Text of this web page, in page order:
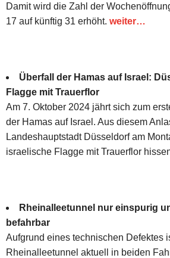
Damit wird die Zahl der
17 auf künftig 31 erhöht. weiter…
Überfall der Hamas auf Israel:
Flagge mit Trauerflor
Am 7. Oktober 2024 jährt sich zum
der Hamas auf Israel. Aus diesem
Landeshauptstadt Düsseldorf am
israelische Flagge mit Trauerflor
Rheinalleetunnel nur einspurig
befahrbar
Aufgrund eines technischen Defektes
Rheinalleetunnel aktuell in beiden